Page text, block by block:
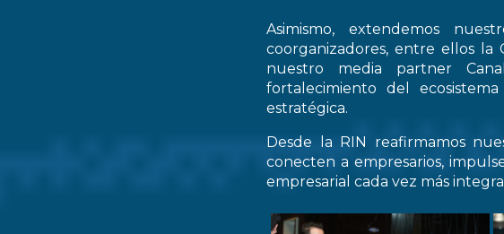
Asimismo, extendemos
coorganizadores, entre ellos la
nuestro media partner
fortalecimiento del
estratégica.
Desde la RIN reafirmamos
conecten a empresarios,
empresarial cada vez más